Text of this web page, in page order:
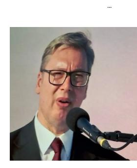
…